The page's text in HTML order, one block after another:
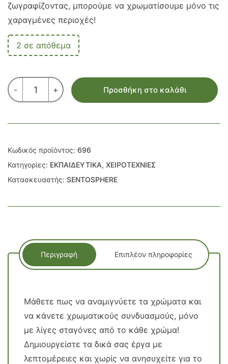
ζωγραφίζοντας, μπορούμε να χρωματίσουμε μόνο τις
χαραγμένες περιοχές!
2 σε απόθεμα
-
AQUARELLUM
ΖΩΓΡΑΦΙΚΗ
ΠΡΙΓΚΙΠΙΣΣΕΣ
ΛΟΥΛΟΥΔΙΩΝ
+ Προσθήκη στο καλάθι
Κωδικός προϊόντος: 696
Κατηγορίες: ΕΚΠΑΙΔΕΥΤΙΚΑ, ΧΕΙΡΟΤΕΧΝΙΕΣ
Κατασκευαστής: SENTOSPHERE
Περιγραφή Επιπλέον πληροφορίες
Μάθετε πως να αναμιγνύετε τα χρώματα και
να κάνετε χρωματικούς συνδυασμούς, μόνο
με λίγες σταγόνες από το κάθε χρώμα!
Δημιουργείστε τα δικά σας έργα με
λεπτομέρειες και χωρίς να ανησυχείτε για το